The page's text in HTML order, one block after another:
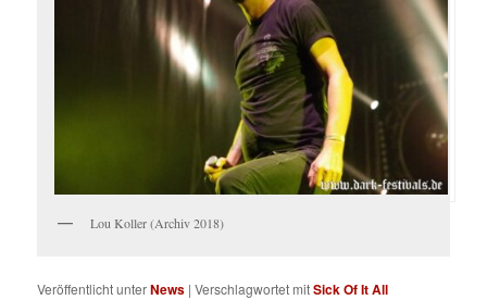
Lou Koller (Archiv 2018)
Veröffentlicht unterNews |Verschlagwortet mitSick Of It All